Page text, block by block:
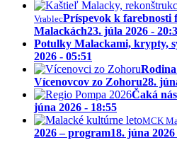
VrablecPríspevok k farebnosti
Malackách23. júla 2026 -
Potulky Malackami, krypty,
2026 - 05:51
Vícenovcov zo Zohoru28.
Čaká
júna 2026 - 18:55
MCK
2026 – program18. júna